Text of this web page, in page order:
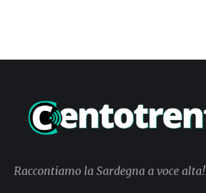
Raccontiamo la Sardegna a voce alta!